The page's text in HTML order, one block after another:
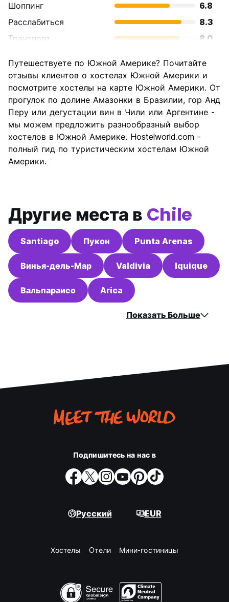
Шоппинг
6.8
Расслабиться
8.3
Транспорт
8.0
достопримечательностей
8.5
Культура
7.8
Ночная жизнь
5.1
Соотношение цены и
качества
Путешествуете по Южной Америке? Почитайте
отзывы клиентов о хостелах Южной Америки и
посмотрите хостелы на карте Южной Америки. От
прогулок по долине Амазонки в Бразилии, гор Анд
Перу или дегустации вин в Чили или Аргентине -
мы можем предложить разнообразный выбор
хостелов в Южной Америке. Hostelworld.com -
полный гид по туристическим хостелам Южной
Америки.
Другие места в Chile
Santiago Пукон Punta Arenas
Винья-дель-Мар Valdivia Iquique
Вальпараисо Arica
Показать Больше
Подпишитесь на нас в
Русский EUR
Хостелы Oтели Мини-гостиницы